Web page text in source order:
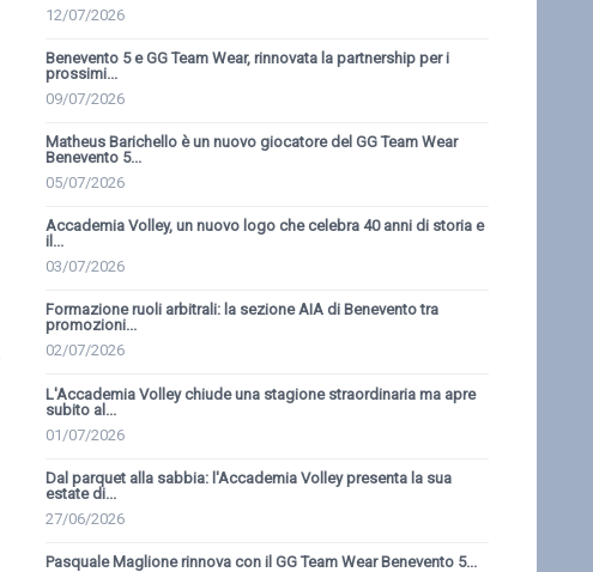
12/07/2026
Benevento 5 e GG Team Wear, rinnovata la partnership per i
prossimi...
09/07/2026
Matheus Barichello è un nuovo giocatore del GG Team Wear
Benevento 5...
05/07/2026
Accademia Volley, un nuovo logo che celebra 40 anni di storia e
il...
03/07/2026
Formazione ruoli arbitrali: la sezione AIA di Benevento tra
promozioni...
02/07/2026
L'Accademia Volley chiude una stagione straordinaria ma apre
subito al...
01/07/2026
Dal parquet alla sabbia: l'Accademia Volley presenta la sua
estate di...
27/06/2026
Pasquale Maglione rinnova con il GG Team Wear Benevento 5...